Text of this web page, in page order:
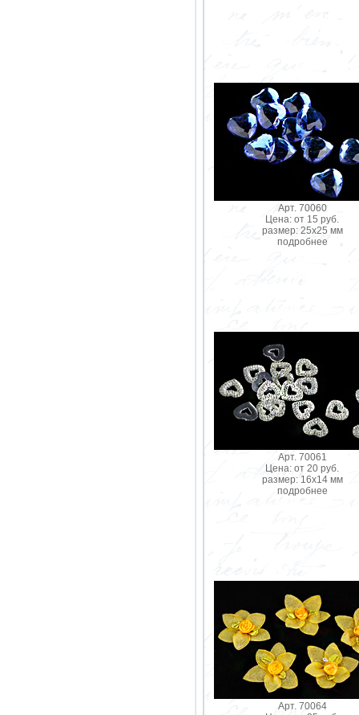
Арт. 70060
Цена: от 15 руб.
размер: 25х25 мм
подробнее
Арт. 70061
Цена: от 20 руб.
размер: 16х14 мм
подробнее
Арт. 70064